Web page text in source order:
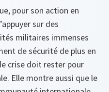
pour son action en
sur des
militaires immenses
de sécurité de plus en
crise doit rester pour
Elle montre aussi que le